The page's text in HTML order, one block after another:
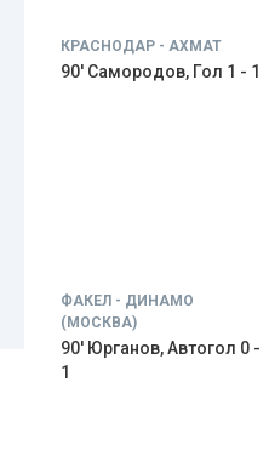
КРАСНОДАР - АХМАТ
90' Самородов, Гол 1 - 1
ФАКЕЛ - ДИНАМО
(МОСКВА)
90' Юрганов, Автогол 0 -
1